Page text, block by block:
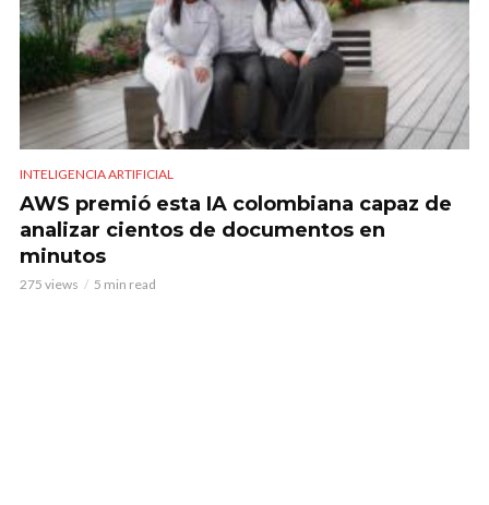
INTELIGENCIA ARTIFICIAL
AWS premió esta IA colombiana capaz de
analizar cientos de documentos en
minutos
275 views 5 min read